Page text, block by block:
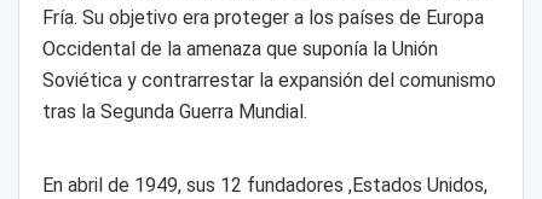
Fría. Su objetivo era proteger a los países de Europa
Occidental de la amenaza que suponía la Unión
Soviética y contrarrestar la expansión del comunismo
tras la Segunda Guerra Mundial.
En abril de 1949, sus 12 fundadores ,Estados Unidos,